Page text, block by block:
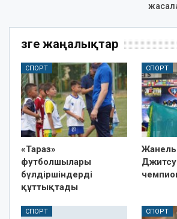
Өзге жаңалықтар
СПОРТ
«Тараз»
футболшылары
бүлдіршіндерді
құттықтады
СПОРТ
СПОРТ СПОРТ